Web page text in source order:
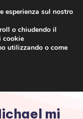
mi
esperienza sul nostro
o chiudendo il
cookie
utilizzando o come